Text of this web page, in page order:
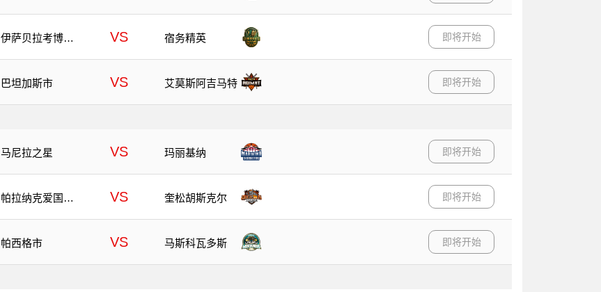
伊萨贝拉考博伊
VS 宿务精英 即将开始
巴坦加斯市 VS 艾莫斯阿吉马特 即将开始
马尼拉之星 VS 玛丽基纳 即将开始
帕拉纳克爱国者
VS 奎松胡斯克尔 即将开始
帕西格市 VS 马斯科瓦多斯 即将开始